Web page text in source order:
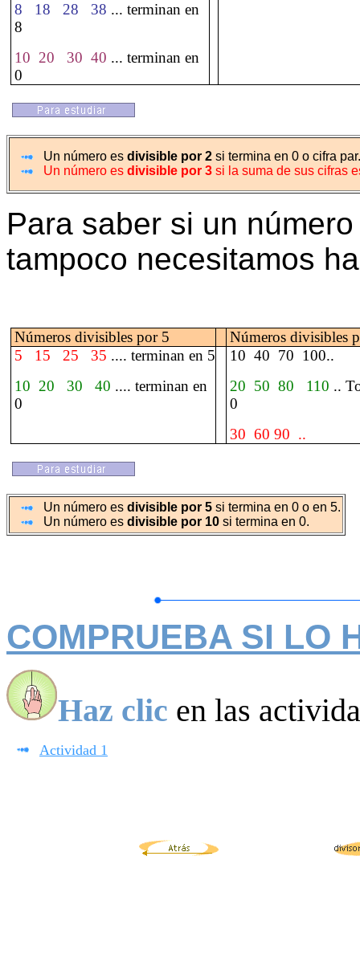
8
18 28 38 ... terminan en
8
10 20 30 40 ... terminan en
0
Un número es divisible por 2 si termina en 0 o cifra par.
Un número es divisible por 3 si la suma de sus cifras
Para saber si un
tampoco necesitamos
Números divisibles por 5
Números divisibles
5
15 25 35 .... terminan en 5
10 20 30 40 .... terminan en
0
10 40 70 100..
20 50 80 110 ..
0
30 60 90 ..
Un número es divisible por 5 si termina en 0 o en 5.
Un número es divisible por 10 si termina en 0.
COMPRUEBA SI LO
Haz clic en las
Actividad 1